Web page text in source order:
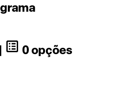
0 opções